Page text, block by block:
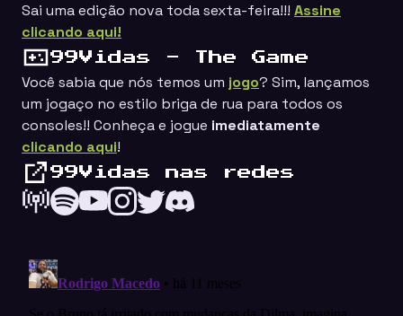
Sai uma edição nova toda sexta-feira!!! Assine
clicando aqui!
99Vidas - The Game
Você sabia que nós temos um jogo? Sim, lançamos
um jogaço no estilo briga de rua para todos os
consoles!! Conheça e jogue imediatamente
clicando aqui!
99Vidas nas redes